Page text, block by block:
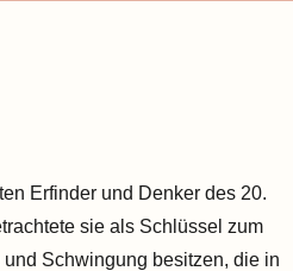
Erfinder und Denker des 20.
sie als Schlüssel zum
Schwingung besitzen, die in